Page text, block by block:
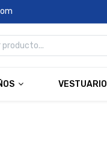
VESTUARIO